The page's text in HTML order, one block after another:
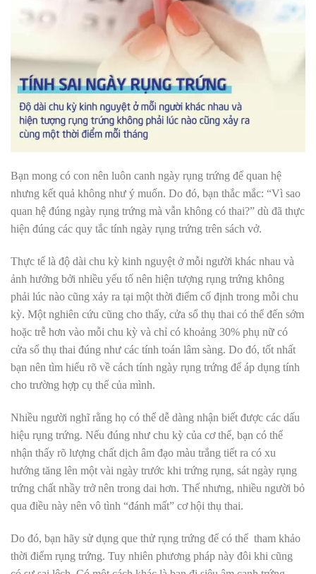
Bạn mong có con nên luôn canh ngày rụng trứng để quan hệ
nhưng kết quả không như ý muốn. Do đó, bạn thắc mắc: “Vì sao
quan hệ đúng ngày rụng trứng mà vẫn không có thai?” dù đã thực
hiện đúng các quy tắc tính ngày rụng trứng trên sách vở.
Thực tế là độ dài chu kỳ kinh nguyệt ở mỗi người khác nhau và
ảnh hưởng bởi nhiều yếu tố nên hiện tượng rụng trứng không
phải lúc nào cũng xảy ra tại một thời điểm cố định trong mỗi chu
kỳ. Một nghiên cứu cũng cho thấy, cửa sổ thụ thai có thể đến sớm
hoặc trễ hơn vào mỗi chu kỳ và chỉ có khoảng 30% phụ nữ có
cửa sổ thụ thai đúng như các tính toán lâm sàng. Do đó, tốt nhất
bạn nên tìm hiểu rõ về cách tính ngày rụng trứng để áp dụng tính
cho trường hợp cụ thể của mình.
Nhiều người nghĩ rằng họ có thể dễ dàng nhận biết được các dấu
hiệu rụng trứng. Nếu đúng như chu kỳ của cơ thể, bạn có thể
nhận thấy rõ lượng chất dịch âm đạo màu trắng tiết ra có xu
hướng tăng lên một vài ngày trước khi trứng rụng, sát ngày rụng
trứng chất nhầy trở nên trong dai hơn. Thế nhưng, nhiều người bỏ
qua điều này nên vô tình “đánh mất” cơ hội thụ thai.
Do đó, bạn hãy sử dụng que thử rụng trứng để có thể tham khảo
thời điểm rụng trứng. Tuy nhiên phương pháp này đôi khi cũng